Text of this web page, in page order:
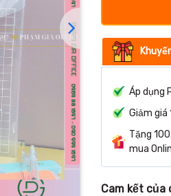
Áp dụng
Giảm giá
Tặng
mua
Cam kết của